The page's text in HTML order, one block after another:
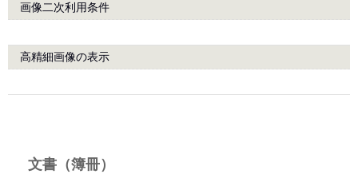
画像二次利用条件
高精細画像の表示
文書（簿冊）